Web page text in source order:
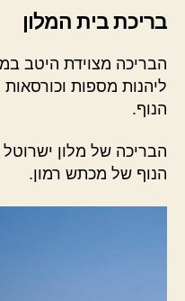
בריכת בית המלון
הבריכה מצוידת היטב
ליהנות מספות
הנוף.
הבריכה של מלון
הנוף של מכתש רמון.